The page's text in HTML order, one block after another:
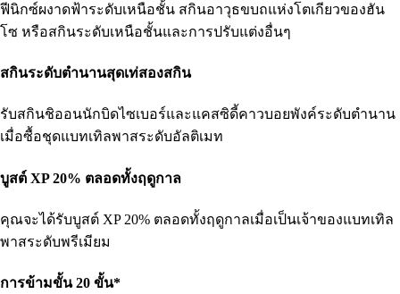
ฟีนิกซ์ผงาดฟ้าระดับเหนือชั้น สกินอาวุธขบถแห่งโตเกียวของฮัน
โซ หรือสกินระดับเหนือชั้นและการปรับแต่งอื่นๆ
สกินระดับตำนานสุดเท่สองสกิน
รับสกินชิออนนักบิดไซเบอร์และแคสซิดี้คาวบอยพังค์ระดับตำนาน
เมื่อซื้อชุดแบทเทิลพาสระดับอัลติเมท
บูสต์ XP 20% ตลอดทั้งฤดูกาล
คุณจะได้รับบูสต์ XP 20% ตลอดทั้งฤดูกาลเมื่อเป็นเจ้าของแบทเทิล
พาสระดับพรีเมียม
การข้ามขั้น 20 ขั้น*